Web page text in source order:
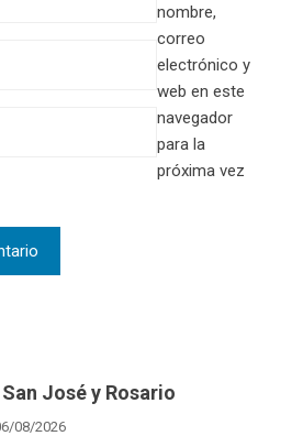
nombre,
correo
electrónico y
web en este
navegador
para la
próxima vez
San José y Rosario
08/2026